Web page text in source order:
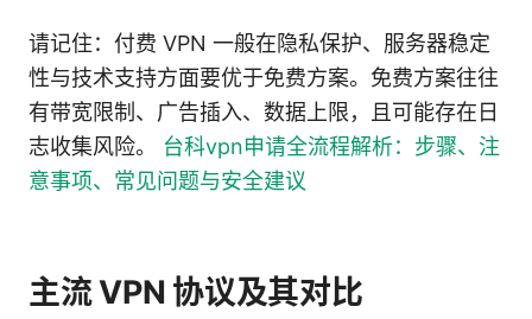
请记住：付费 VPN 一般在隐私保护、服务器稳定
性与技术支持方面要优于免费方案。免费方案往往
有带宽限制、广告插入、数据上限，且可能存在日
志收集风险。 台科vpn申请全流程解析：步骤、注
意事项、常见问题与安全建议
主流 VPN 协议及其对比